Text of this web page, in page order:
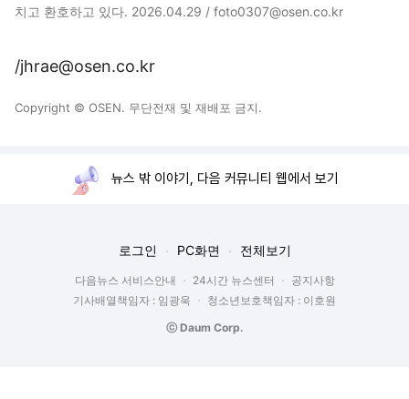
치고 환호하고 있다. 2026.04.29 / foto0307@osen.co.kr
/jhrae@osen.co.kr
Copyright © OSEN. 무단전재 및 재배포 금지.
뉴스 밖 이야기, 다음 커뮤니티 웹에서 보기
로그인 PC화면 전체보기
다음뉴스 서비스안내 24시간 뉴스센터
공지사항
기사배열책임자 : 임광욱
청소년보호책임자 : 이호원
ⓒ Daum Corp.